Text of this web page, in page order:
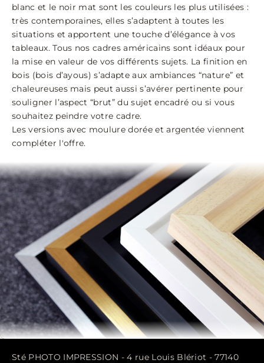
blanc et le noir mat sont les couleurs les plus utilisées :
très contemporaines, elles s’adaptent à toutes les
situations et apportent une touche d’élégance à vos
tableaux. Tous nos cadres américains sont idéaux pour
la mise en valeur de vos différents sujets. La finition en
bois (bois d’ayous) s’adapte aux ambiances “nature” et
chaleureuses mais peut aussi s’avérer pertinente pour
souligner l’aspect “brut” du sujet encadré ou si vous
souhaitez peindre votre cadre.
Les versions avec moulure dorée et argentée viennent
compléter l'offre.
Sté PHOTO IMPRESSION - 4 rue Louis Blériot - 77140